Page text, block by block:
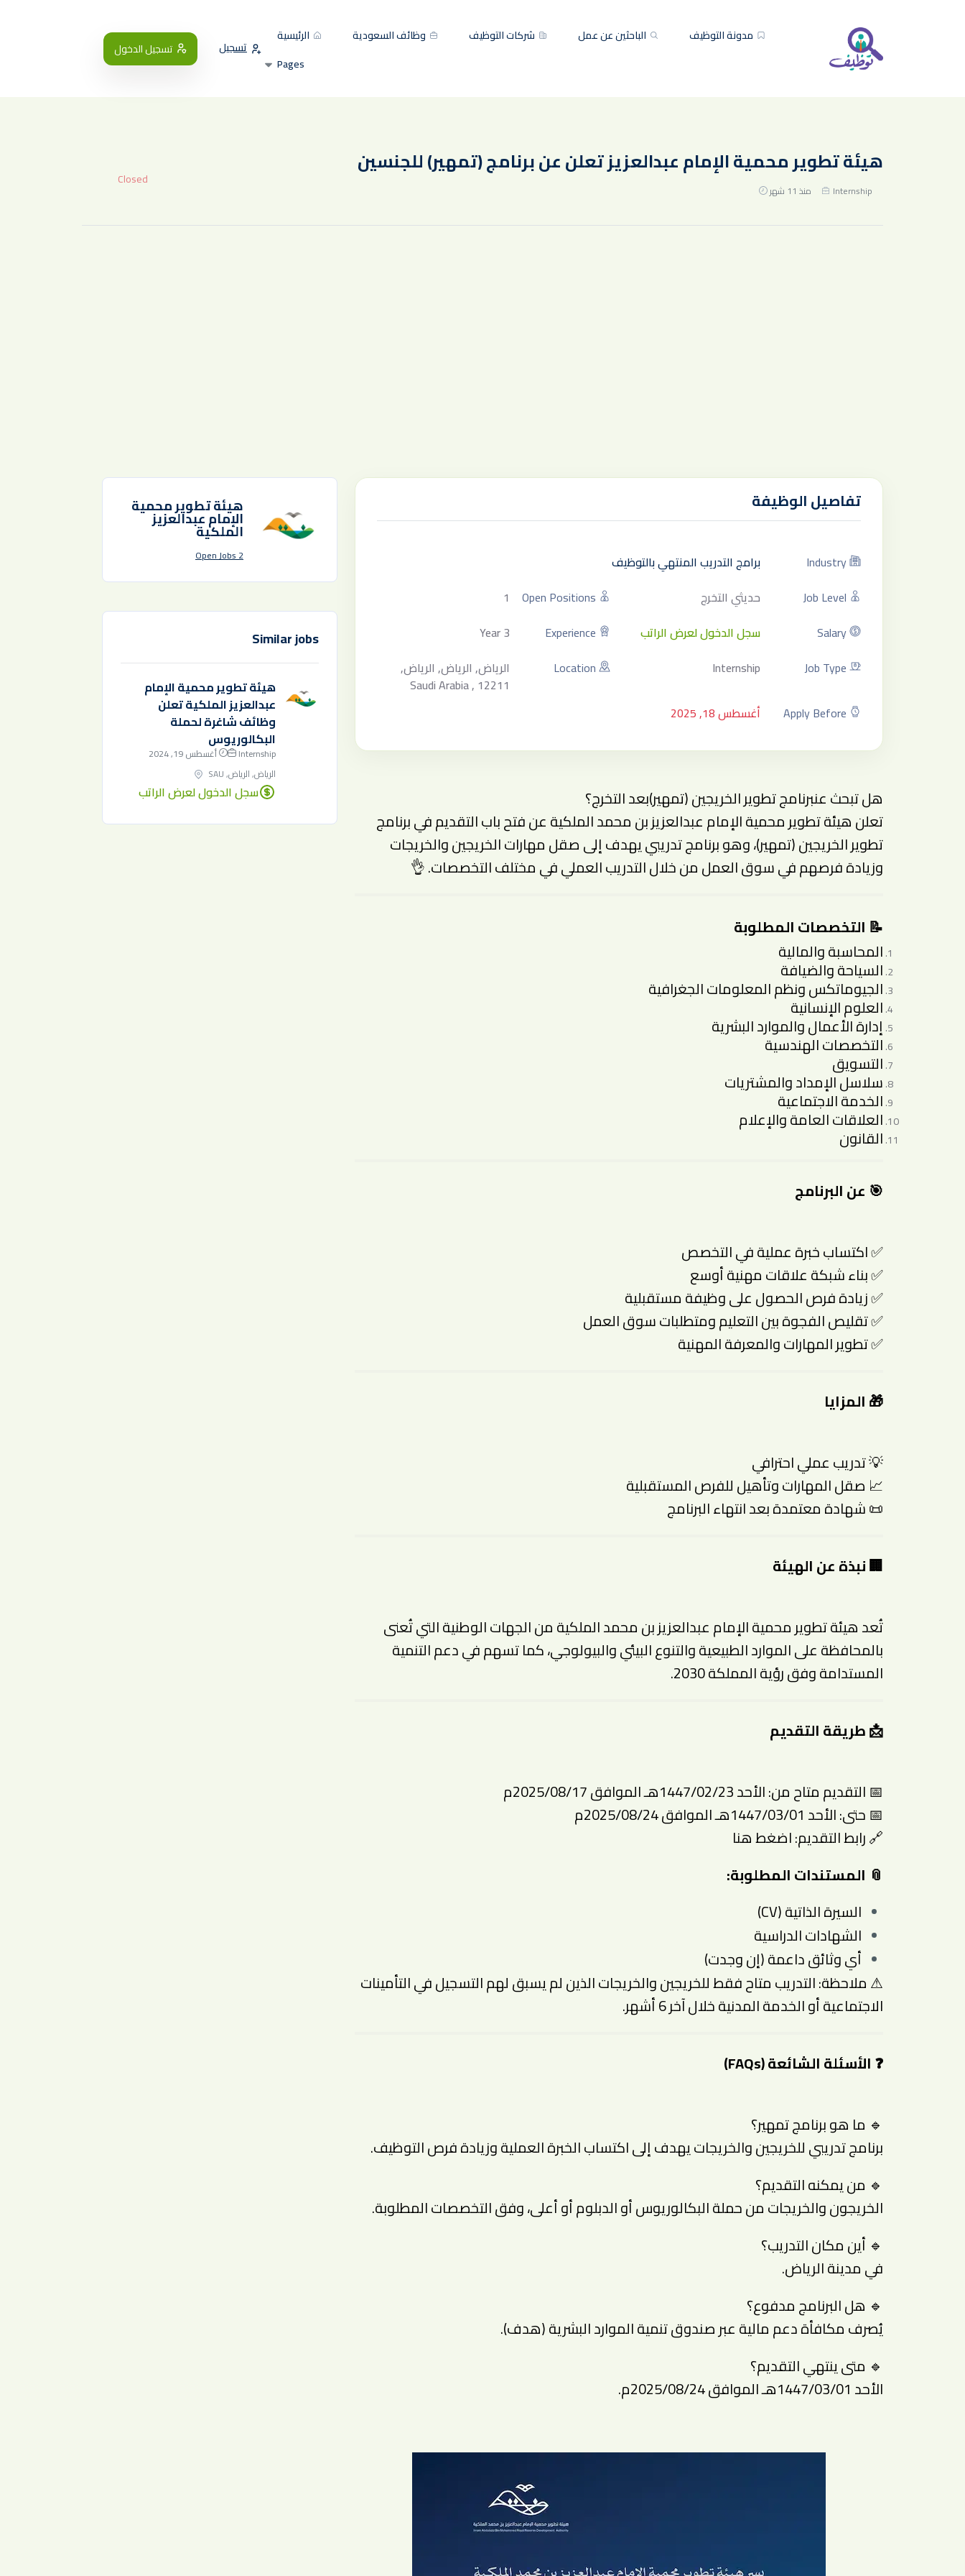
الرئيسية وظائف السعودية شركات التوظيف الباحثين عن عمل
مدونة التوظيف
Pages
تسجيل تسجيل الدخول
هيئة تطوير محمية الإمام عبدالعزيز تعلن عن برنامج (تمهير) للجنسين
Internship منذ 11 شهر
Closed
تفاصيل الوظيفة
Industry
برامج التدريب المنتهي بالتوظيف
Job Level
حديثي التخرج Open Positions
1
Salary
سجل الدخول لعرض الراتب Experience
3 Year
Job Type
Internship
Location
الرياض, الرياض, الرياض,
Saudi Arabia , 12211
Apply Before
أغسطس 18, 2025
هل تبحث عنبرنامج تطوير الخريجين (تمهير)بعد التخرج؟
تعلن هيئة تطوير محمية الإمام عبدالعزيز بن محمد الملكية عن فتح باب التقديم في برنامج
تطوير الخريجين (تمهير)، وهو برنامج تدريبي يهدف إلى صقل مهارات الخريجين والخريجات
وزيادة فرصهم في سوق العمل من خلال التدريب العملي في مختلف التخصصات. 👌
📝 التخصصات المطلوبة
المحاسبة والمالية
السياحة والضيافة
الجيوماتكس ونظم المعلومات الجغرافية
العلوم الإنسانية
إدارة الأعمال والموارد البشرية
التخصصات الهندسية
التسويق
سلاسل الإمداد والمشتريات
الخدمة الاجتماعية
العلاقات العامة والإعلام
القانون
🎯 عن البرنامج
✅ اكتساب خبرة عملية في التخصص
✅ بناء شبكة علاقات مهنية أوسع
✅ زيادة فرص الحصول على وظيفة مستقبلية
✅ تقليص الفجوة بين التعليم ومتطلبات سوق العمل
✅ تطوير المهارات والمعرفة المهنية
🎁 المزايا
💡 تدريب عملي احترافي
📈 صقل المهارات وتأهيل للفرص المستقبلية
📜 شهادة معتمدة بعد انتهاء البرنامج
🏢 نبذة عن الهيئة
تُعد هيئة تطوير محمية الإمام عبدالعزيز بن محمد الملكية من الجهات الوطنية التي تُعنى
بالمحافظة على الموارد الطبيعية والتنوع البيئي والبيولوجي، كما تسهم في دعم التنمية
المستدامة وفق رؤية المملكة 2030.
📩 طريقة التقديم
📅 التقديم متاح من: الأحد 1447/02/23هـ الموافق 2025/08/17م
📅 حتى: الأحد 1447/03/01هـ الموافق 2025/08/24م
🔗 رابط التقديم:اضغط هنا
📎 المستندات المطلوبة:
السيرة الذاتية (CV)
الشهادات الدراسية
أي وثائق داعمة (إن وجدت)
⚠ ملاحظة: التدريب متاح فقط للخريجين والخريجات الذين لم يسبق لهم التسجيل في التأمينات
الاجتماعية أو الخدمة المدنية خلال آخر 6 أشهر.
❓ الأسئلة الشائعة (FAQs)
🔹 ما هو برنامج تمهير؟
برنامج تدريبي للخريجين والخريجات يهدف إلى اكتساب الخبرة العملية وزيادة فرص التوظيف.
🔹 من يمكنه التقديم؟
الخريجون والخريجات من حملة البكالوريوس أو الدبلوم أو أعلى، وفق التخصصات المطلوبة.
🔹 أين مكان التدريب؟
في مدينة الرياض.
🔹 هل البرنامج مدفوع؟
يُصرف مكافأة دعم مالية عبر صندوق تنمية الموارد البشرية (هدف).
🔹 متى ينتهي التقديم؟
الأحد 1447/03/01هـ الموافق 2025/08/24م.
هيئة تطوير محمية
الإمام عبدالعزيز
الملكية
2 Open Jobs
Similar jobs
هيئة تطوير محمية الإمام
عبدالعزيز الملكية تعلن
وظائف شاغرة لحملة
البكالوريوس
Internship
أغسطس 19, 2024
الرياض, الرياض, SAU
سجل الدخول لعرض الراتب